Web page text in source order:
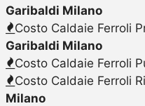
Garibaldi Milano
Costo Caldaie Ferroli
Garibaldi Milano
Costo Caldaie Ferroli
Costo Caldaie Ferroli
Milano